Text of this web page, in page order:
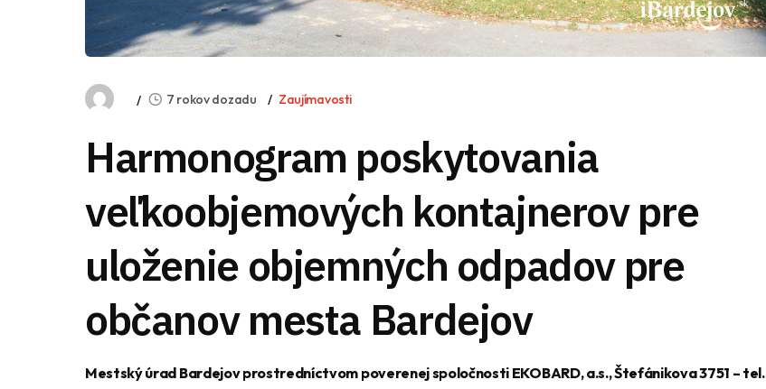
7 rokov dozadu Zaujímavosti
Harmonogram poskytovania
veľkoobjemových kontajnerov pre
uloženie objemných odpadov pre
občanov mesta Bardejov
Mestský úrad Bardejov prostredníctvom poverenej spoločnosti EKOBARD, a.s., Štefánikova 3751 – tel.